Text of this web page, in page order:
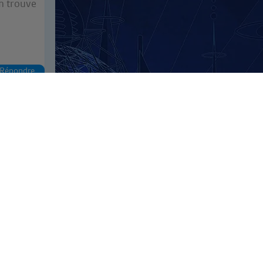
trouve